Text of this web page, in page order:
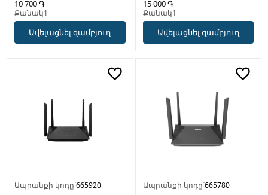
10 700 ֏
Քանակ1
Ավելացնել զամբյուղ
15 000 ֏
Քանակ1
Ավելացնել զամբյուղ
Ապրանքի կոդը՝665920 Ապրանքի կոդը՝665780